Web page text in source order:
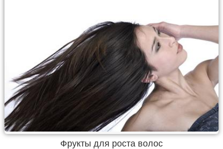
Фрукты для роста волос